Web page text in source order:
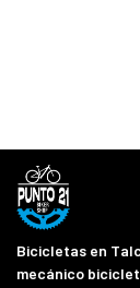
Bicicletas en
mecánico